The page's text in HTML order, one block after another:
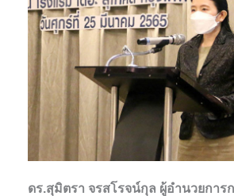
ดร.สุมิตรา จรสโรจน์กุล ผู้อำนวยการ